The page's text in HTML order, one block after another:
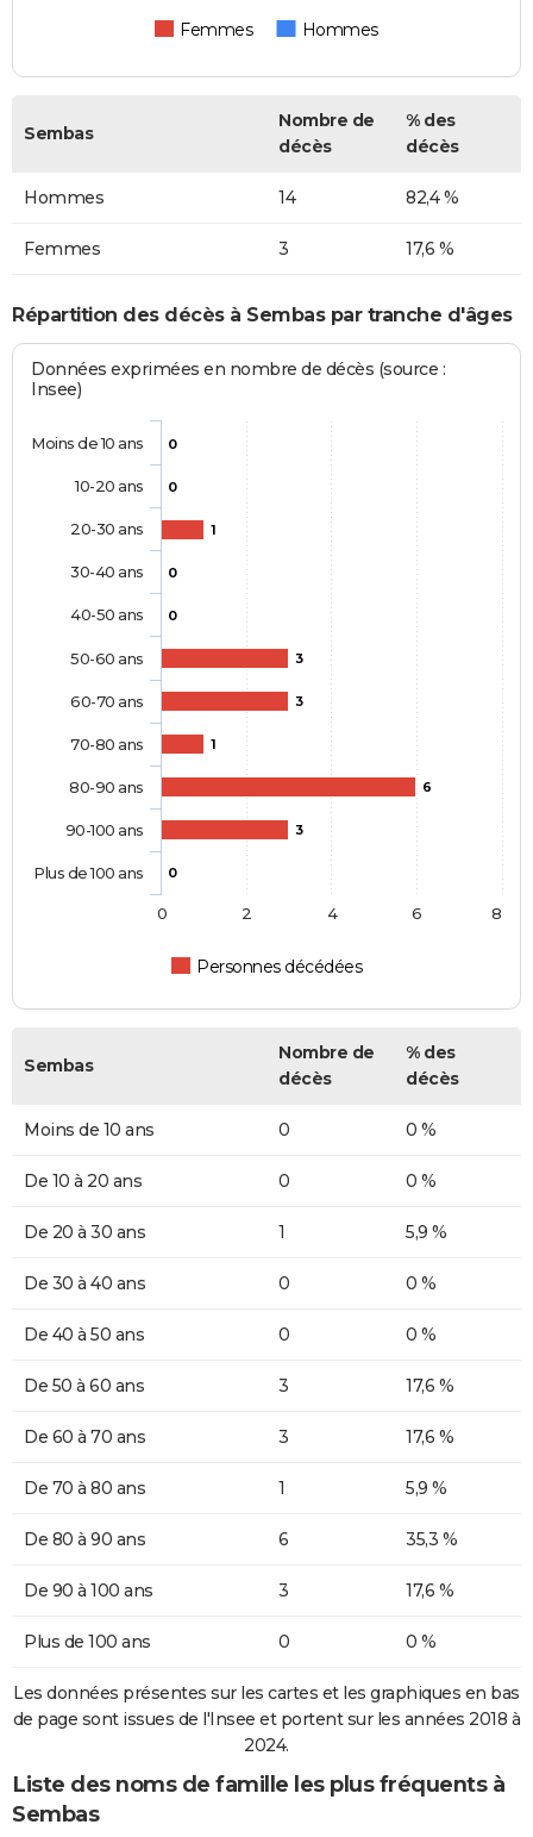
Femmes Hommes
Sembas
Nombre de
décès
% des
décès
Hommes 14 82,4 %
Femmes 3 17,6 %
Répartition des décès à Sembas par tranche d'âges
Données exprimées en nombre de décès (source :
Insee)
0
0
1
0
0
3
3
1
6
3
0
Personnes décédées
Moins de 10 ans
10-20 ans
20-30 ans
30-40 ans
40-50 ans
50-60 ans
60-70 ans
70-80 ans
80-90 ans
90-100 ans
Plus de 100 ans
0 2 4 6 8
Sembas
Nombre de
décès
% des
décès
Moins de 10 ans 0 0 %
De 10 à 20 ans 0 0 %
De 20 à 30 ans 1 5,9 %
De 30 à 40 ans 0 0 %
De 40 à 50 ans 0 0 %
De 50 à 60 ans 3 17,6 %
De 60 à 70 ans 3 17,6 %
De 70 à 80 ans 1 5,9 %
De 80 à 90 ans 6 35,3 %
De 90 à 100 ans 3 17,6 %
Plus de 100 ans 0 0 %
Les données présentes sur les cartes et les graphiques en bas
de page sont issues de l'Insee et portent sur les années 2018 à
2024.
Liste des noms de famille les plus fréquents à
Sembas